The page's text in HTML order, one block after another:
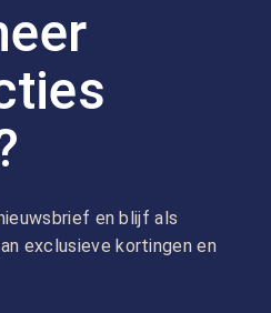
en blijf als
exclusieve kortingen en